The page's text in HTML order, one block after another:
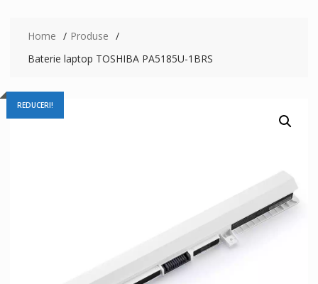
Home
Produse
Baterie laptop TOSHIBA PA5185U-1BRS
REDUCERI!